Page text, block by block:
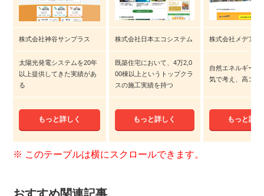
株式会社神谷サンプラス 株式会社日本エコシステム 株式会社メデア
太陽光発電システムを20年
以上提供してきた実績があ
る
既築住宅において、4万2,0
00棟以上というトップクラ
スの施工実績を持つ
自然エネルギーに
気で考え、高コス
もっと詳しく もっと詳しく もっと詳